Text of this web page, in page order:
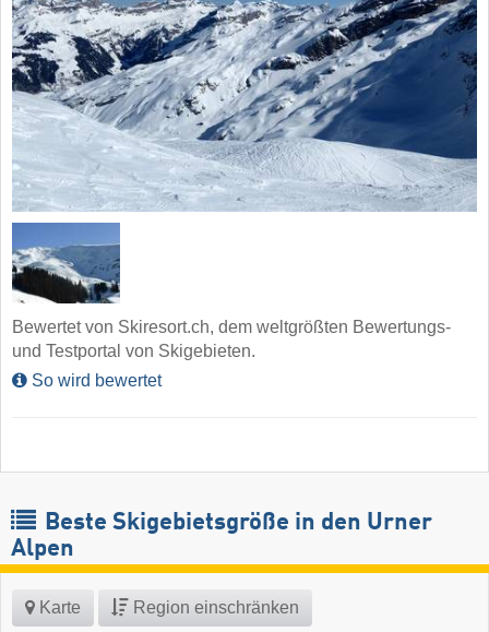
Bewertet von Skiresort.ch, dem weltgrößten Bewertungs-
und Testportal von Skigebieten.
So wird bewertet
Beste Skigebietsgröße in den Urner
Alpen
Karte Region einschränken